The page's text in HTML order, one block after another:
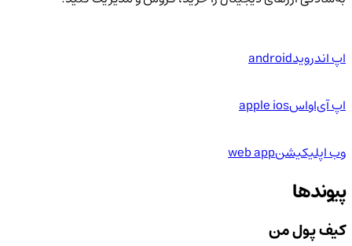
اپ اندرویدandroid
اپ آی‌او‌اسapple ios
وب اپلیکیشنweb app
پیوندها
کیف پول من